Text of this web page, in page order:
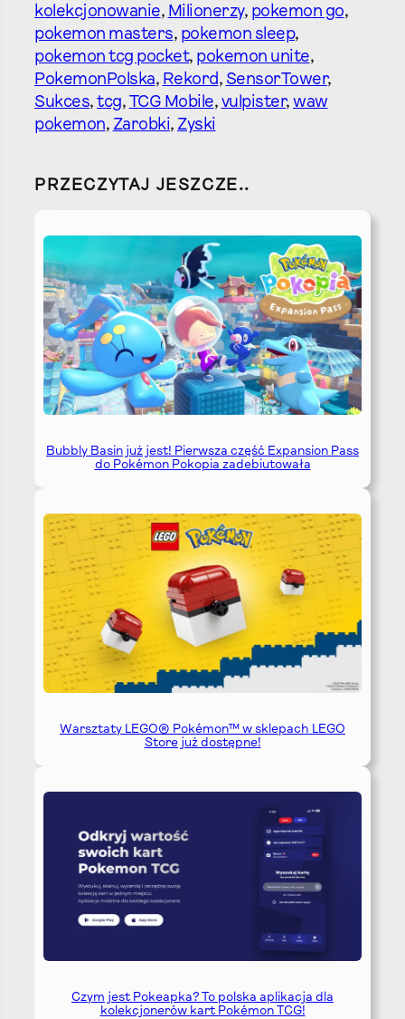
kolekcjonowanie, Milionerzy, pokemon go
pokemon masters, pokemon sleep
pokemon tcg pocket, pokemon unite
PokemonPolska, Rekord, SensorTower
Sukces, tcg, TCG Mobile, vulpister, waw
pokemon, Zarobki, Zyski
PRZECZYTAJ JESZCZE..
Bubbly Basin już jest! Pierwsza część Expansion Pass
do Pokémon Pokopia zadebiutowała
Warsztaty LEGO® Pokémon™ w sklepach LEGO
Store już dostępne!
Czym jest Pokeapka? To polska aplikacja dla
kolekcjonerów kart Pokémon TCG!